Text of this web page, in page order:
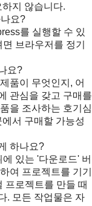
지 않습니다.
요?
를 실행할 수 있
브라우저를 정기
요?
품이 무엇인지, 어
관심을 갖고 구매를
을 조사하는 호기심
서 구매할 가능성
하나요?
있는 '다운로드' 버
여 프로젝트를 기기
프로젝트를 만들 때
. 모든 작업물은 자